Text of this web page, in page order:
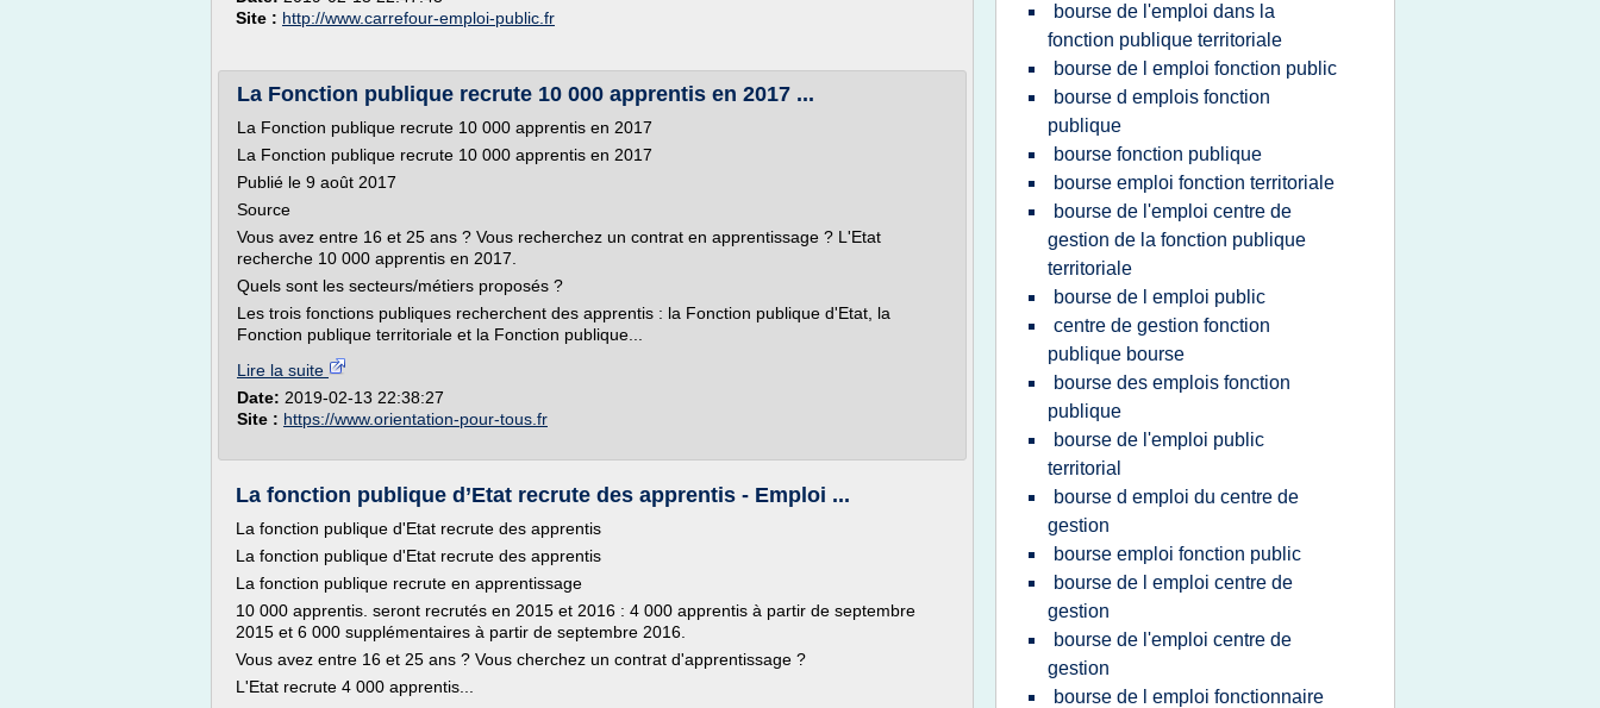
Site : http://www.carrefour-emploi-public.fr
La Fonction publique recrute 10 000 apprentis en 2017 ...
La Fonction publique recrute 10 000 apprentis en 2017
La Fonction publique recrute 10 000 apprentis en 2017
Publié le 9 août 2017
Source
Vous avez entre 16 et 25 ans ? Vous recherchez un contrat en apprentissage ? L'Etat
recherche 10 000 apprentis en 2017.
Quels sont les secteurs/métiers proposés ?
Les trois fonctions publiques recherchent des apprentis : la Fonction publique d'Etat, la
Fonction publique territoriale et la Fonction publique...
Lire la suite
Date: 2019-02-13 22:38:27
Site : https://www.orientation-pour-tous.fr
La fonction publique d’Etat recrute des apprentis - Emploi ...
La fonction publique d'Etat recrute des apprentis
La fonction publique d'Etat recrute des apprentis
La fonction publique recrute en apprentissage
10 000 apprentis. seront recrutés en 2015 et 2016 : 4 000 apprentis à partir de septembre
2015 et 6 000 supplémentaires à partir de septembre 2016.
Vous avez entre 16 et 25 ans ? Vous cherchez un contrat d'apprentissage ?
L'Etat recrute 4 000 apprentis...
bourse de l'emploi dans la
fonction publique territoriale
bourse de l emploi fonction public
bourse d emplois fonction
publique
bourse fonction publique
bourse emploi fonction territoriale
bourse de l'emploi centre de
gestion de la fonction publique
territoriale
bourse de l emploi public
centre de gestion fonction
publique bourse
bourse des emplois fonction
publique
bourse de l'emploi public
territorial
bourse d emploi du centre de
gestion
bourse emploi fonction public
bourse de l emploi centre de
gestion
bourse de l'emploi centre de
gestion
bourse de l emploi fonctionnaire